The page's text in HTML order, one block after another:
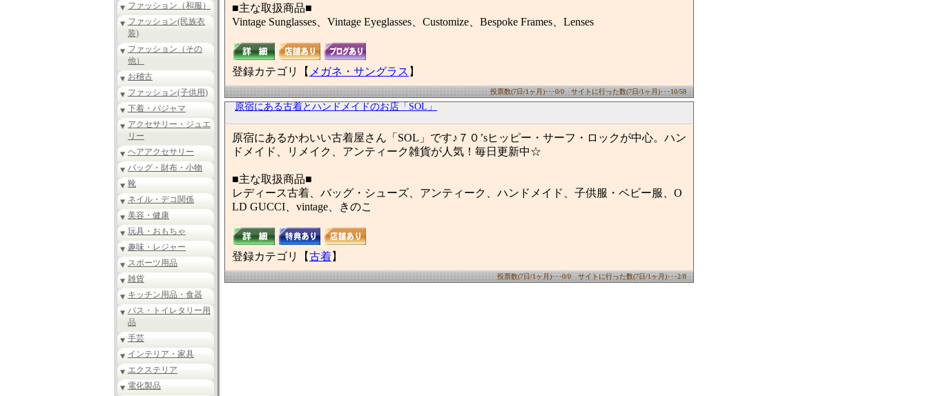
ファッション（和服）
ファッション(民族衣
装)
ファッション（その
他）
お稽古
ファッション(子供用)
下着・パジャマ
アクセサリー・ジュエ
リー
ヘアアクセサリー
バッグ・財布・小物
靴
ネイル・デコ関係
美容・健康
玩具・おもちゃ
趣味・レジャー
スポーツ用品
雑貨
キッチン用品・食器
バス・トイレタリー用
品
手芸
インテリア・家具
エクステリア
電化製品
■主な取扱商品■
Vintage Sunglasses、Vintage Eyeglasses、Customize、Bespoke Frames、Lenses
登録カテゴリ【 メガネ・サングラス 】
投票数(7日/1ヶ月)･･･0/0 サイトに行った数(7日/1ヶ月)･･･10/58
原宿にある古着とハンドメイドのお店「SOL」
原宿にあるかわいい古着屋さん「SOL」です♪７０’sヒッピー・サーフ・ロックが中心。ハン
ドメイド、リメイク、アンティーク雑貨が人気！毎日更新中☆
■主な取扱商品■
レディース古着、バッグ・シューズ、アンティーク、ハンドメイド、子供服・ベビー服、O
LD GUCCI、vintage、きのこ
登録カテゴリ【古着】
投票数(7日/1ヶ月)･･･0/0 サイトに行った数(7日/1ヶ月)･･･2/8